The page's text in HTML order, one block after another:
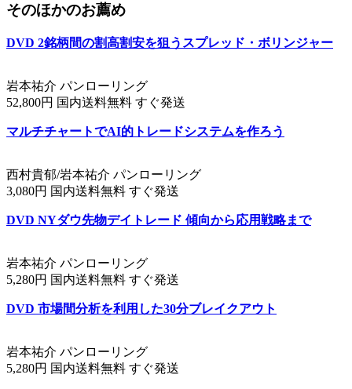
そのほかのお薦め
DVD 2銘柄間の割高割安を狙うスプレッド・ボリンジャー
岩本祐介 パンローリング
52,800円 国内送料無料 すぐ発送
マルチチャートでAI的トレードシステムを作ろう
西村貴郁/岩本祐介 パンローリング
3,080円 国内送料無料 すぐ発送
DVD NYダウ先物デイトレード 傾向から応用戦略まで
岩本祐介 パンローリング
5,280円 国内送料無料 すぐ発送
DVD 市場間分析を利用した30分ブレイクアウト
岩本祐介 パンローリング
5,280円 国内送料無料 すぐ発送